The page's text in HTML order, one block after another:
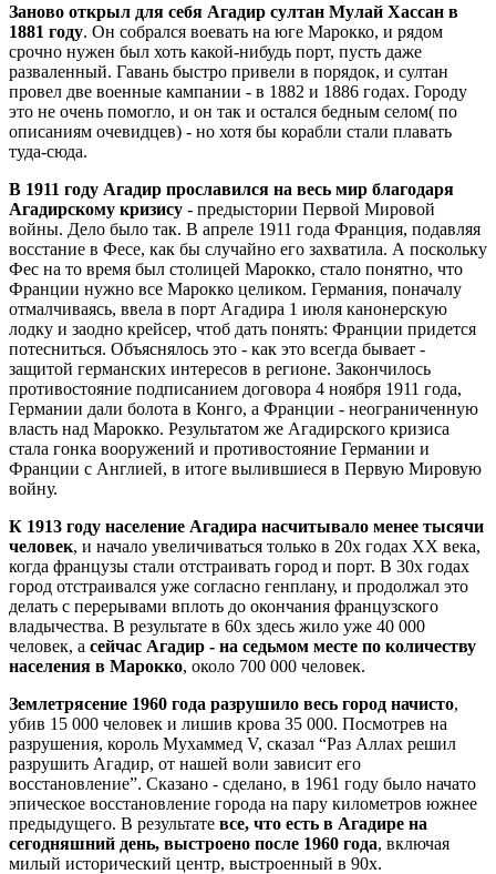
Заново открыл для себя Агадир султан Мулай Хассан в
1881 году. Он собрался воевать на юге Марокко, и рядом
срочно нужен был хоть какой-нибудь порт, пусть даже
разваленный. Гавань быстро привели в порядок, и султан
провел две военные кампании - в 1882 и 1886 годах. Городу
это не очень помогло, и он так и остался бедным селом( по
описаниям очевидцев) - но хотя бы корабли стали плавать
туда-сюда.
В 1911 году Агадир прославился на весь мир благодаря
Агадирскому кризису - предыстории Первой Мировой
войны. Дело было так. В апреле 1911 года Франция, подавляя
восстание в Фесе, как бы случайно его захватила. А поскольку
Фес на то время был столицей Марокко, стало понятно, что
Франции нужно все Марокко целиком. Германия, поначалу
отмалчиваясь, ввела в порт Агадира 1 июля канонерскую
лодку и заодно крейсер, чтоб дать понять: Франции придется
потесниться. Объяснялось это - как это всегда бывает -
защитой германских интересов в регионе. Закончилось
противостояние подписанием договора 4 ноября 1911 года,
Германии дали болота в Конго, а Франции - неограниченную
власть над Марокко. Результатом же Агадирского кризиса
стала гонка вооружений и противостояние Германии и
Франции с Англией, в итоге вылившиеся в Первую Мировую
войну.
К 1913 году население Агадира насчитывало менее тысячи
человек, и начало увеличиваться только в 20х годах ХХ века,
когда французы стали отстраивать город и порт. В 30х годах
город отстраивался уже согласно генплану, и продолжал это
делать с перерывами вплоть до окончания французского
владычества. В результате в 60х здесь жило уже 40 000
человек, а сейчас Агадир - на седьмом месте по количеству
населения в Марокко, около 700 000 человек.
Землетрясение 1960 года разрушило весь город начисто,
убив 15 000 человек и лишив крова 35 000. Посмотрев на
разрушения, король Мухаммед V, сказал “Раз Аллах решил
разрушить Агадир, от нашей воли зависит его
восстановление”. Сказано - сделано, в 1961 году было начато
эпическое восстановление города на пару километров южнее
предыдущего. В результате все, что есть в Агадире на
сегодняшний день, выстроено после 1960 года, включая
милый исторический центр, выстроенный в 90х.